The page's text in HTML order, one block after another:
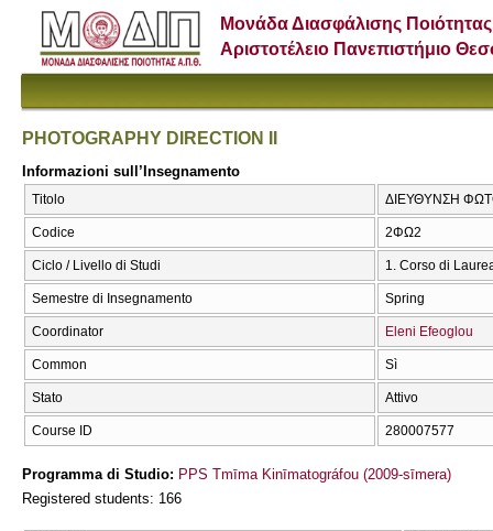
Μονάδα Διασφάλισης Ποιότητας
Αριστοτέλειο Πανεπιστήμιο
PHOTOGRAPHY DIRECTION II
Informazioni sull’Insegnamento
Titolo ΔΙΕΥΘΥΝΣΗ
Codice 2ΦΩ2
Ciclo / Livello di Studi 1. Corso di
Semestre di Insegnamento Spring
Coordinator Eleni Efeoglou
Common Sì
Stato Attivo
Course ID 280007577
Programma di Studio: PPS Tmīma Kinīmatográfou (2009-sīmera)
Registered students: 166